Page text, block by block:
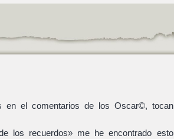
en el comentarios de los Oscar©, tocan
los recuerdos» me he encontrado esto